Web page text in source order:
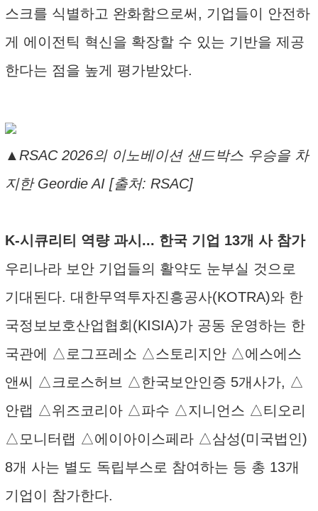
스크를 식별하고 완화함으로써, 기업들이 안전하
게 에이전틱 혁신을 확장할 수 있는 기반을 제공
한다는 점을 높게 평가받았다.
▲RSAC 2026의 이노베이션 샌드박스 우승을 차
지한 Geordie AI [출처: RSAC]
K-시큐리티 역량 과시... 한국 기업 13개 사 참가
우리나라 보안 기업들의 활약도 눈부실 것으로
기대된다. 대한무역투자진흥공사(KOTRA)와 한
국정보보호산업협회(KISIA)가 공동 운영하는 한
국관에 △로그프레소 △스토리지안 △에스에스
앤씨 △크로스허브 △한국보안인증 5개사가, △
안랩 △위즈코리아 △파수 △지니언스 △티오리
△모니터랩 △에이아이스페라 △삼성(미국법인)
8개 사는 별도 독립부스로 참여하는 등 총 13개
기업이 참가한다.